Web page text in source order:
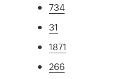
734
31
1871
266